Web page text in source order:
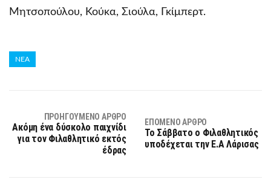
Μητσοπούλου, Κούκα, Σιούλα, Γκίμπερτ.
ΝΕΑ
ΠΡΟΗΓΟΎΜΕΝΟ ΆΡΘΡΟ
Ακόμη ένα δύσκολο παιχνίδι
για τον Φιλαθλητικό εκτός
έδρας
ΕΠΌΜΕΝΟ ΆΡΘΡΟ
Το Σάββατο ο Φιλαθλητικός
υποδέχεται την Ε.Α Λάρισας